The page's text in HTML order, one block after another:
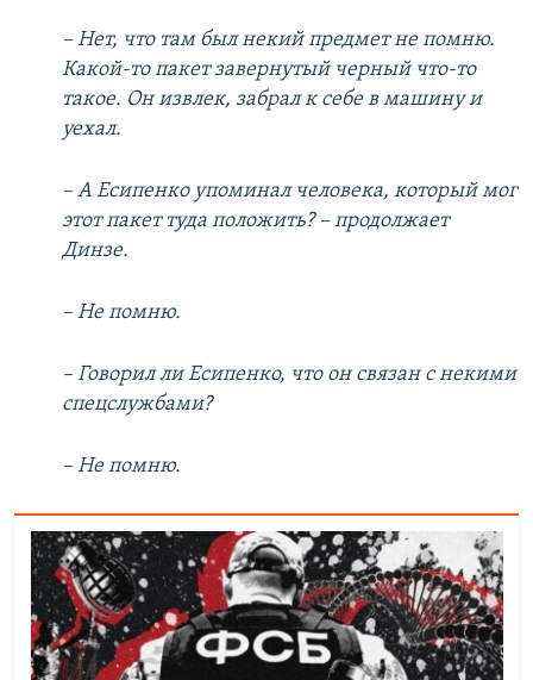
– Нет, что там был некий предмет не помню.
Какой-то пакет завернутый черный что-то
такое. Он извлек, забрал к себе в машину и
уехал.
– А Есипенко упоминал человека, который мог
этот пакет туда положить? – продолжает
Динзе.
– Не помню.
– Говорил ли Есипенко, что он связан с некими
спецслужбами?
– Не помню.